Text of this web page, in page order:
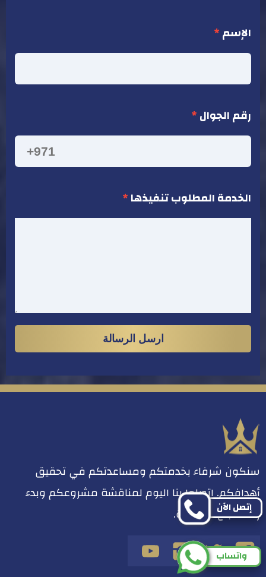
الإسم*
رقم الجوال*
الخدمة المطلوب تنفيذها*
سنكون شرفاء بخدمتكم ومساعدتكم في تحقيق
أهدافكم. اتصلوا بنا اليوم لمناقشة مشروعكم وبدء
رحلة نجاح مشتركة.
تابعنا
على
تابعنا
على
تابعنا
إتصل الآن
واتساب